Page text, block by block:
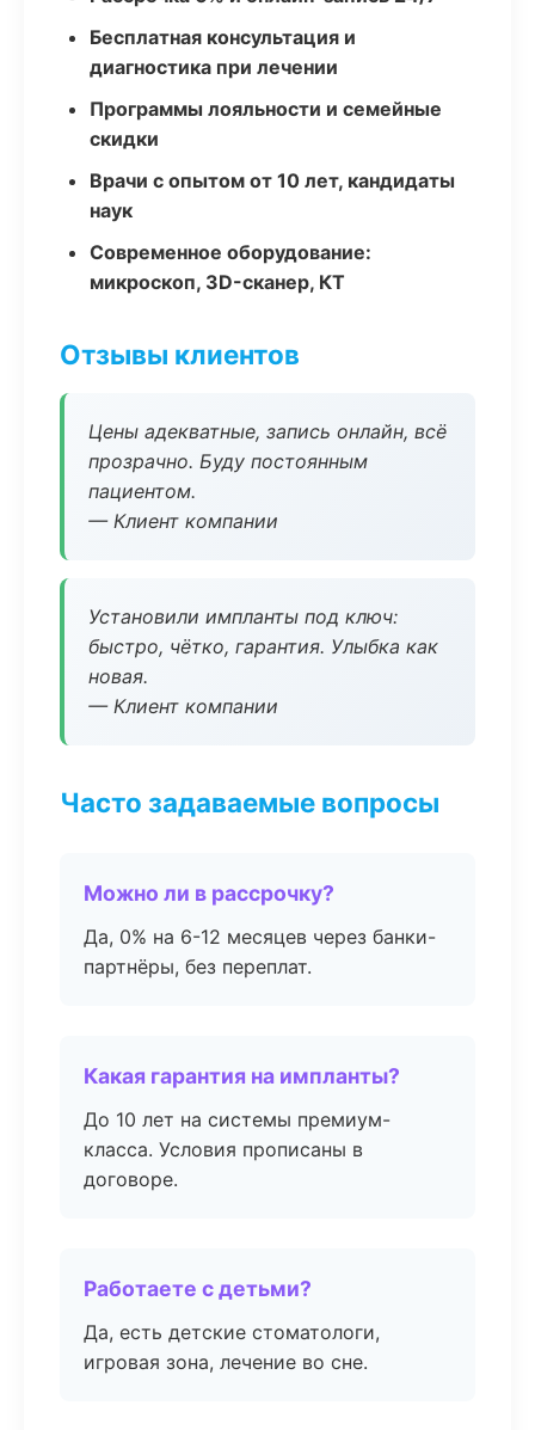
Бесплатная консультация и
диагностика при лечении
Программы лояльности и семейные
скидки
Врачи с опытом от 10 лет, кандидаты
наук
Современное оборудование:
микроскоп, 3D-сканер, КТ
Отзывы клиентов
Цены адекватные, запись онлайн, всё
прозрачно. Буду постоянным
пациентом.
— Клиент компании
Установили импланты под ключ:
быстро, чётко, гарантия. Улыбка как
новая.
— Клиент компании
Часто задаваемые вопросы
Можно ли в рассрочку?
Да, 0% на 6-12 месяцев через банки-
партнёры, без переплат.
Какая гарантия на импланты?
До 10 лет на системы премиум-
класса. Условия прописаны в
договоре.
Работаете с детьми?
Да, есть детские стоматологи,
игровая зона, лечение во сне.